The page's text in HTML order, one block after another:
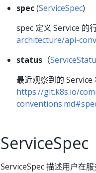
spec(ServiceSpec)
spec 定义 Service 的
architecture/api-
status （
最近观察到的 Service
https://git.k8s.io/
ServiceSpec
ServiceSpec 描述用户在服